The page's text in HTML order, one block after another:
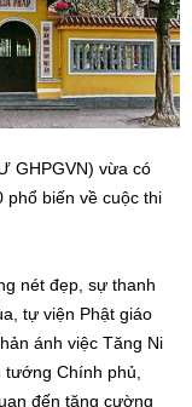
GHPGVN) vừa có
phổ biến về cuộc thi
nét đẹp, sự thanh
tự viện Phật giáo
ánh việc Tăng Ni
Chính phủ,
đến tăng cường